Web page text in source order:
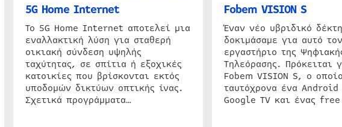
5G Home Internet
Το 5G Home Internet αποτελεί μια
εναλλακτική λύση για σταθερή
οικιακή σύνδεση υψηλής
ταχύτητας, σε σπίτια ή εξοχικές
κατοικίες που βρίσκονται εκτός
υποδομών δικτύων οπτικής ίνας.
Σχετικά προγράμματα…
Fobem VISION S
Έναν νέο υβριδικό δέκτη
δοκιμάσαμε για αυτό
εργαστήριο της
Τηλεόρασης. Πρόκειται
Fobem VISION S, ο
ταυτόχρονα ένα Android
Google TV και ένας